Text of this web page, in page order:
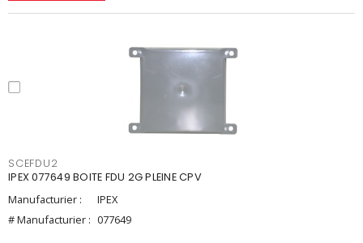
SCEFDU2
IPEX 077649 BOITE FDU 2G PLEINE CPV
Manufacturier :
IPEX
# Manufacturier : 077649